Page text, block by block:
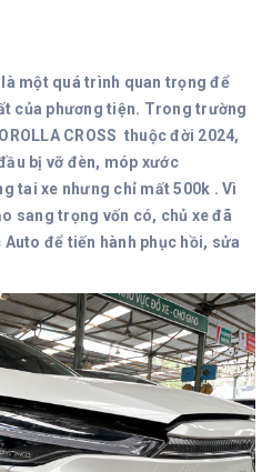
một quá trình quan trọng để
của phương tiện. Trong trường
CROSS thuộc đời 2024,
bị vỡ đèn, móp xước
tai xe nhưng chỉ mất 500k . Vì
sang trọng vốn có, chủ xe đã
để tiến hành phục hồi, sửa